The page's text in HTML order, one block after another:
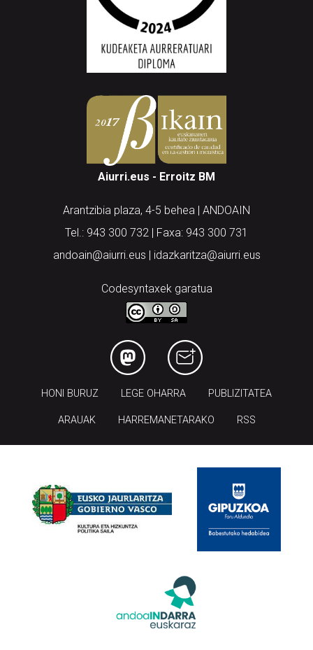
Aiurri.eus - Erroitz BM
Arantzibia plaza, 4-5 behea | ANDOAIN
Tel.: 943 300 732 | Faxa: 943 300 731
andoain@aiurri.eus | idazkaritza@aiurri.eus
Codesyntaxek garatua
LEGE OHARRA
ARAUAK HARREMANETARAKO RSS